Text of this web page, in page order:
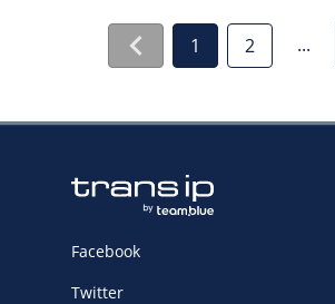
1 2 ...
Facebook
Twitter